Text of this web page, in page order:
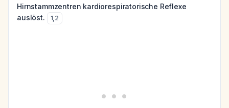
Hirnstammzentren kardiorespiratorische Reflexe
auslöst.
1,2